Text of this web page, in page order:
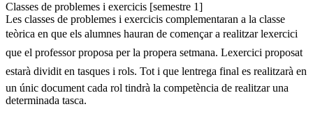
Classes de problemes i exercicis [semestre 1]
Les classes de problemes i exercicis complementaran a la classe
teòrica en que els alumnes hauran de començar a realitzar lexercici
que el professor proposa per la propera setmana. Lexercici proposat
estarà dividit en tasques i rols. Tot i que lentrega final es realitzarà en
un únic document cada rol tindrà la competència de realitzar una
determinada tasca.